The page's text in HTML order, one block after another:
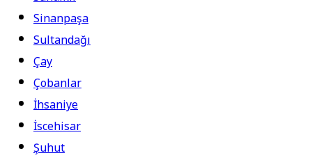
Sinanpaşa
Sultandağı
Çay
Çobanlar
İhsaniye
İscehisar
Şuhut